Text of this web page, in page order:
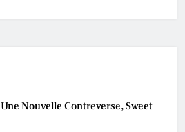
Une Nouvelle Contreverse, Sweet